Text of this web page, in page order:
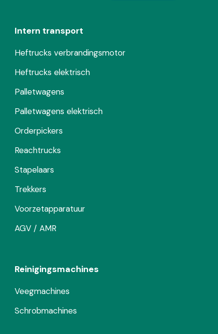
Intern transport
Heftrucks verbrandingsmotor
Heftrucks elektrisch
Palletwagens
Palletwagens elektrisch
Orderpickers
Reachtrucks
Stapelaars
Trekkers
Voorzetapparatuur
AGV / AMR
Reinigingsmachines
Veegmachines
Schrobmachines